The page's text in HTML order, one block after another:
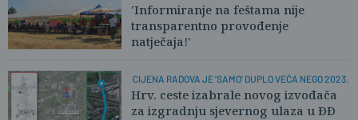
'Informiranje na feštama nije
transparentno provođenje
natječaja!'
CIJENA RADOVA JE 'SAMO' DUPLO VEĆA NEGO 2023.
Hrv. ceste izabrale novog izvođača
za izgradnju sjevernog ulaza u ĐĐ